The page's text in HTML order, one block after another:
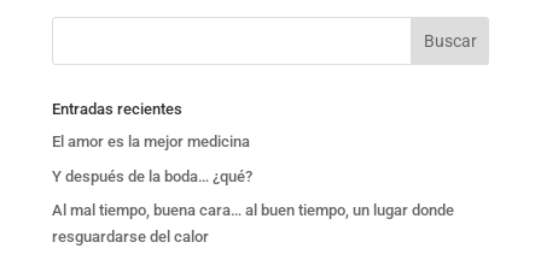
Entradas recientes
El amor es la mejor medicina
Y después de la boda… ¿qué?
Al mal tiempo, buena cara… al buen tiempo, un lugar donde
resguardarse del calor